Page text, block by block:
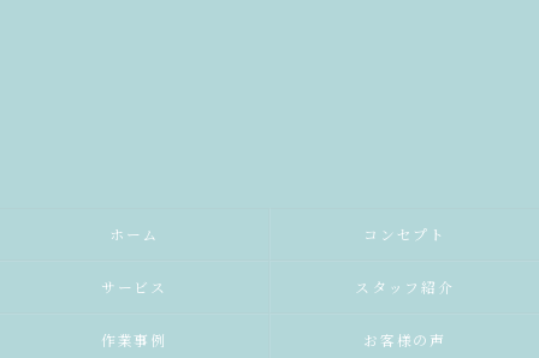
ホーム コンセプト
サービス スタッフ紹介
作業事例 お客様の声